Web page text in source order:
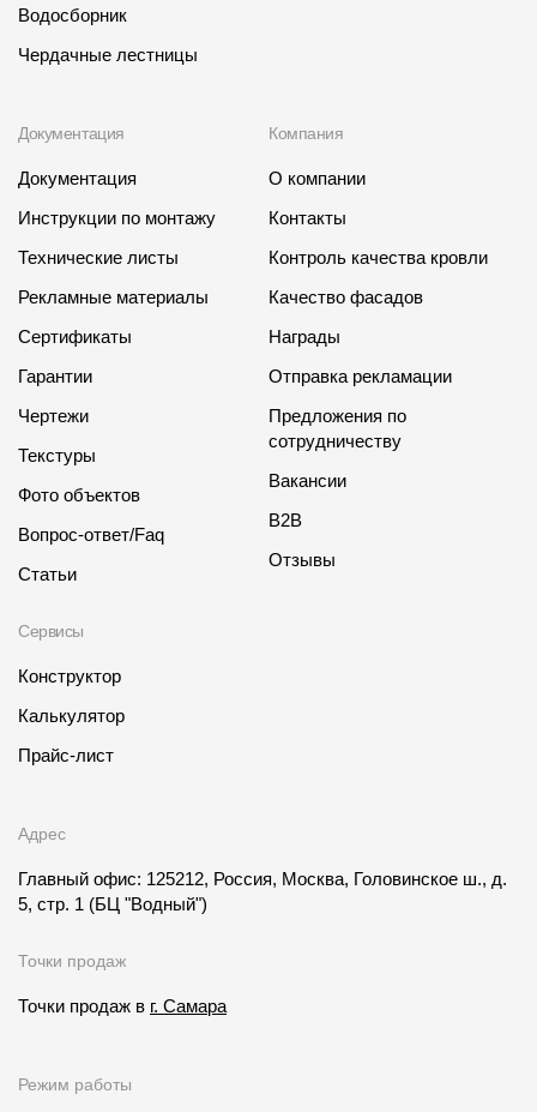
Водосборник
Чердачные лестницы
Документация
Документация
Инструкции по монтажу
Технические листы
Рекламные материалы
Сертификаты
Гарантии
Чертежи
Текстуры
Фото объектов
Вопрос-ответ/Faq
Статьи
Сервисы
Конструктор
Калькулятор
Прайс-лист
Компания
О компании
Контакты
Контроль качества кровли
Качество фасадов
Награды
Отправка рекламации
Предложения по
сотрудничеству
Вакансии
B2B
Отзывы
Адрес
Главный офис: 125212, Россия, Москва, Головинское ш., д.
5, стр. 1 (БЦ "Водный")
Точки продаж
Точки продаж в г. Самара
Режим работы